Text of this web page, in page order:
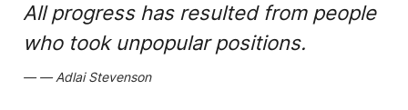
All progress has resulted from people
who took unpopular positions.
Adlai Stevenson